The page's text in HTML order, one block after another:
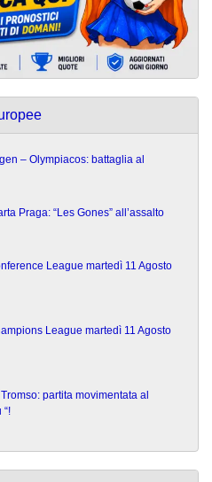
– Olympiacos: battaglia al
Praga: “Les Gones” all’assalto
League martedì 11 Agosto
League martedì 11 Agosto
partita movimentata al
“!